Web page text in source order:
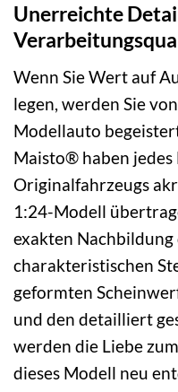
Unerreichte
Wenn Sie Wert auf
legen, werden Sie
Modellauto
Maisto® haben jedes
Originalfahrzeugs
1:24-Modell
exakten
charakteristischen
geformten
und den detailliert
werden die Liebe
dieses Modell neu